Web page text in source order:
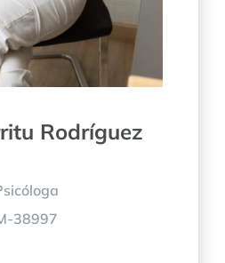
Rodríguez
38997